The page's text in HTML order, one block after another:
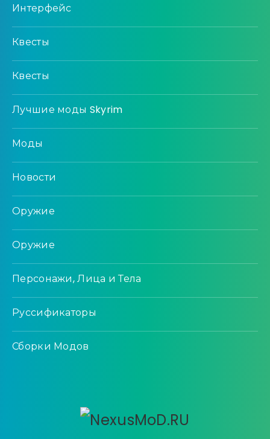
Интерфейс
Квесты
Квесты
Лучшие моды Skyrim
Моды
Новости
Оружие
Оружие
Персонажи, Лица и Тела
Руссификаторы
Сборки Модов